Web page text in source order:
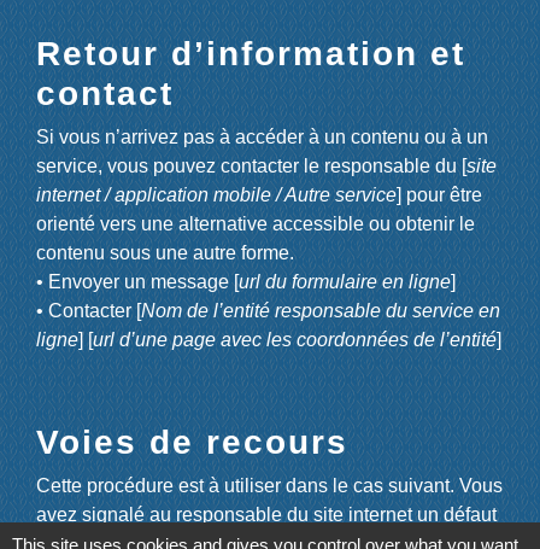
Retour d’information et
contact
Si vous n’arrivez pas à accéder à un contenu ou à un
service, vous pouvez contacter le responsable du [site
internet / application mobile / Autre service] pour être
orienté vers une alternative accessible ou obtenir le
contenu sous une autre forme.
• Envoyer un message [url du formulaire en ligne]
• Contacter [Nom de l’entité responsable du service en
ligne] [url d’une page avec les coordonnées de l’entité]
Voies de recours
Cette procédure est à utiliser dans le cas suivant. Vous
avez signalé au responsable du site internet un défaut
d’accessibilité qui vous empêche d’accéder à un
This site uses cookies and gives you control over what you want